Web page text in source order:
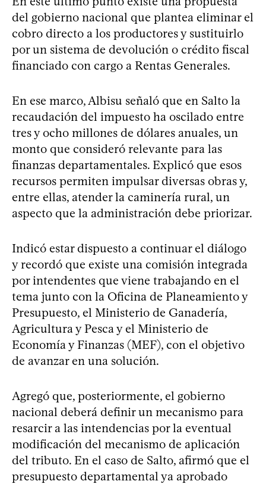
del gobierno nacional que plantea eliminar el
cobro directo a los productores y sustituirlo
por un sistema de devolución o crédito fiscal
financiado con cargo a Rentas Generales.
En ese marco, Albisu señaló que en Salto la
recaudación del impuesto ha oscilado entre
tres y ocho millones de dólares anuales, un
monto que consideró relevante para las
finanzas departamentales. Explicó que esos
recursos permiten impulsar diversas obras y,
entre ellas, atender la caminería rural, un
aspecto que la administración debe priorizar.
Indicó estar dispuesto a continuar el diálogo
y recordó que existe una comisión integrada
por intendentes que viene trabajando en el
tema junto con la Oficina de Planeamiento y
Presupuesto, el Ministerio de Ganadería,
Agricultura y Pesca y el Ministerio de
Economía y Finanzas (MEF), con el objetivo
de avanzar en una solución.
Agregó que, posteriormente, el gobierno
nacional deberá definir un mecanismo para
resarcir a las intendencias por la eventual
modificación del mecanismo de aplicación
del tributo. En el caso de Salto, afirmó que el
presupuesto departamental ya aprobado